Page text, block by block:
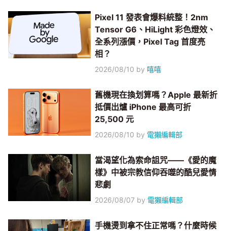
Pixel 11 發表會爆料統整！2nm
Tensor G6、HiLight 彩色燈效、
全系列漲價，Pixel Tag 首度亮
相？
2026/08/10 by 嘻嘻
舊機現在換划算嗎？Apple 最新折
抵價出爐 iPhone 最高可折
25,500 元
2026/08/10 by 電獺編輯部
當渴望化為索命詛咒——《愛的魔
樣》中被宗教信仰吞噬的酷兒愛情
悲劇
2026/08/07 by 電獺編輯部
手機燙到拿不住正常嗎？什麼時候